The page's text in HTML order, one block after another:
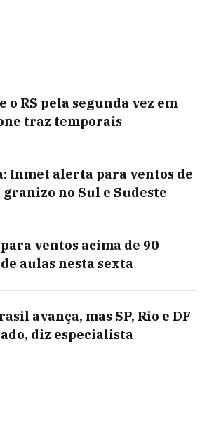
o RS pela segunda vez em
traz temporais
Inmet alerta para ventos de
no Sul e Sudeste
ventos acima de 90
aulas nesta sexta
avança, mas SP, Rio e DF
diz especialista